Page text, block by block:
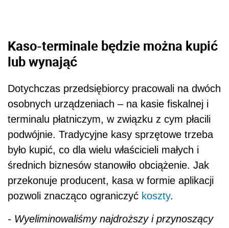
Kaso-terminale będzie można kupić
lub wynająć
Dotychczas przedsiębiorcy pracowali na dwóch
osobnych urządzeniach – na kasie fiskalnej i
terminalu płatniczym, w związku z cym płacili
podwójnie. Tradycyjne kasy sprzętowe trzeba
było kupić, co dla wielu właścicieli małych i
średnich biznesów stanowiło obciążenie. Jak
przekonuje producent, kasa w formie aplikacji
pozwoli znacząco ograniczyć koszty.
- Wyeliminowaliśmy najdroższy i przynoszący